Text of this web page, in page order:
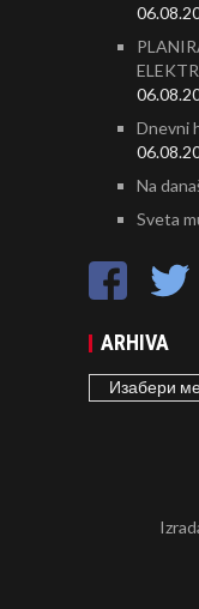
Dnevni
Na
Sveta
ARHIVA
ARHIVA